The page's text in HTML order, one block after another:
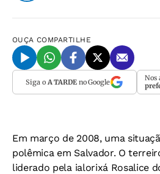
OUÇA COMPARTILHE
Siga o A TARDEno Google Nos
Em março de 2008, uma
polêmica em Salvador. O
liderado pela ialorixá Rosalice